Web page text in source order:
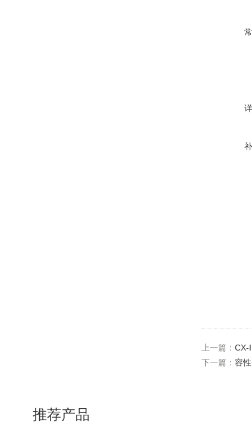
上一篇： CX-
下一篇： 容
推荐产品